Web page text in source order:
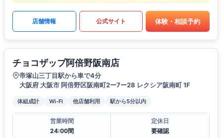
店舗情報 公式サイト 体験・相談予約
チョコザップ阿倍野阪南店
帝塚山三丁目駅から車で4分
大阪府 大阪市 阿倍野区阪南町2ー7ー28 レクシア阪南町 1F
体組成計 Wi-Fi 他店舗利用 駅から5分以内
営業時間
24:00間
定休日
要確認